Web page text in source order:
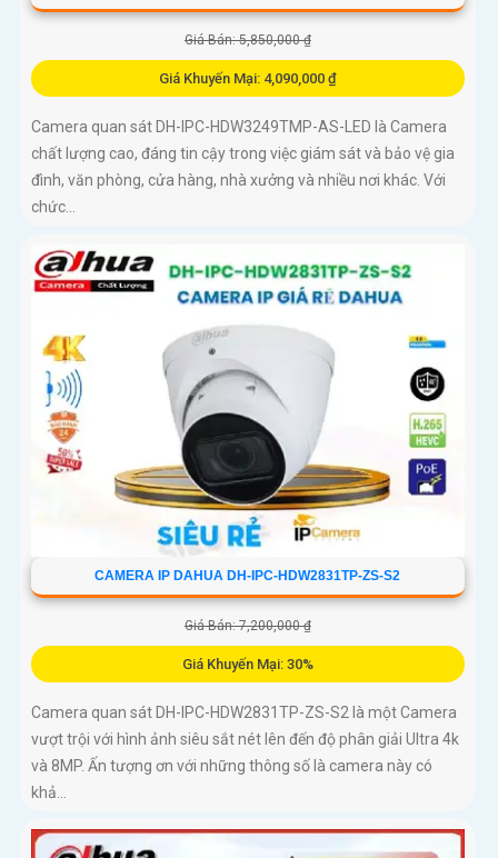
Giá Bán: 5,850,000 ₫
Giá Khuyến Mại: 4,090,000 ₫
Camera quan sát DH-IPC-HDW3249TMP-AS-LED là Camera
chất lượng cao, đáng tin cậy trong việc giám sát và bảo vệ gia
đình, văn phòng, cửa hàng, nhà xưởng và nhiều nơi khác. Với
chức...
CAMERA IP DAHUA DH-IPC-HDW2831TP-ZS-S2
Giá Bán: 7,200,000 ₫
Giá Khuyến Mại: 30%
Camera quan sát DH-IPC-HDW2831TP-ZS-S2 là một Camera
vượt trội với hình ảnh siêu sắt nét lên đến độ phân giải Ultra 4k
và 8MP. Ấn tượng ơn với những thông số là camera này có
khả...